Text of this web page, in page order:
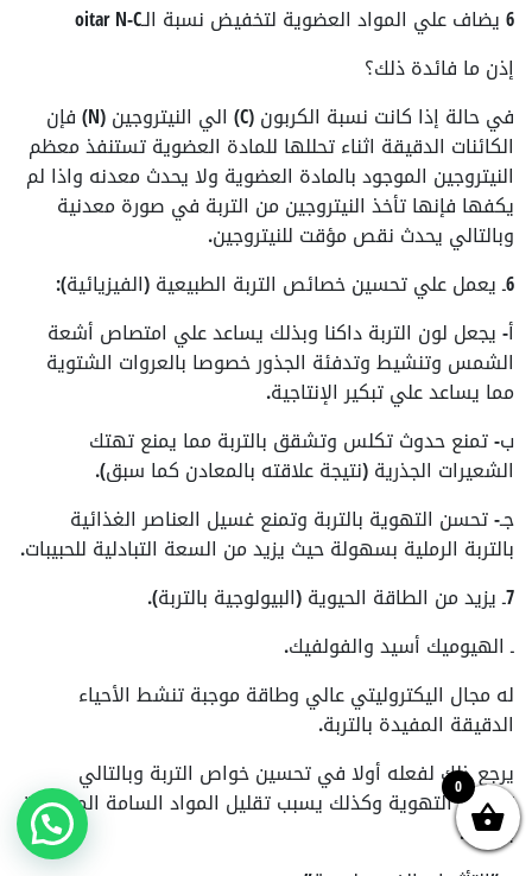
6 يضاف علي المواد العضوية لتخفيض نسبة الـoitar N-C
إذن ما فائدة ذلك؟
في حالة إذا كانت نسبة الكربون (C) الي النيتروجين (N) فإن
الكائنات الدقيقة اثناء تحللها للمادة العضوية تستنفذ معظم
النيتروجين الموجود بالمادة العضوية ولا يحدث معدنه واذا لم
يكفها فإنها تأخذ النيتروجين من التربة في صورة معدنية
وبالتالي يحدث نقص مؤقت للنيتروجين.
6ـ يعمل علي تحسين خصائص التربة الطبيعية (الفيزيائية):
أ- يجعل لون التربة داكنا وبذلك يساعد علي امتصاص أشعة
الشمس وتنشيط وتدفئة الجذور خصوصا بالعروات الشتوية
مما يساعد علي تبكير الإنتاجية.
ب- تمنع حدوث تكلس وتشقق بالتربة مما يمنع تهتك
الشعيرات الجذرية (نتيجة علاقته بالمعادن كما سبق).
جـ- تحسن التهوية بالتربة وتمنع غسيل العناصر الغذائية
بالتربة الرملية بسهولة حيث يزيد من السعة التبادلية للحبيبات.
7ـ يزيد من الطاقة الحيوية (البيولوجية بالتربة).
ـ الهيوميك أسيد والفولفيك.
له مجال اليكتروليتي عالي وطاقة موجبة تنشط الأحياء
الدقيقة المفيدة بالتربة.
يرجع ذلك لفعله أولا في تحسين خواص التربة وبالتالي
تحسين التهوية وكذلك يسبب تقليل المواد السامة الموجودة
بالتربة.
0